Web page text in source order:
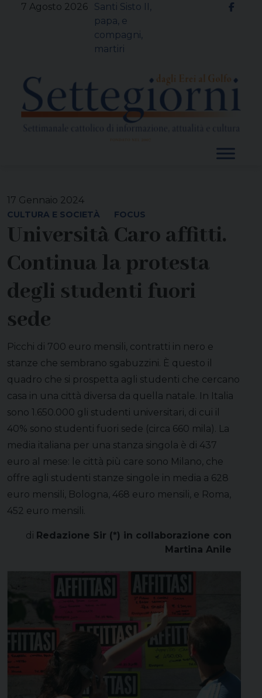
7 Agosto 2026
Santi Sisto II,
papa, e
compagni,
martiri
17 Gennaio 2024
CULTURA E SOCIETÀ FOCUS
Università Caro affitti.
Continua la protesta
degli studenti fuori
sede
Picchi di 700 euro mensili, contratti in nero e
stanze che sembrano sgabuzzini. È questo il
quadro che si prospetta agli studenti che cercano
casa in una città diversa da quella natale. In Italia
sono 1.650.000 gli studenti universitari, di cui il
40% sono studenti fuori sede (circa 660 mila). La
media italiana per una stanza singola è di 437
euro al mese: le città più care sono Milano, che
offre agli studenti stanze singole in media a 628
euro mensili, Bologna, 468 euro mensili, e Roma,
452 euro mensili.
di Redazione Sir (*) in collaborazione con
Martina Anile